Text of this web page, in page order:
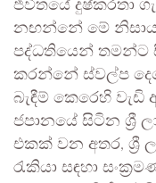
ජීවිතයේ දුෂ්කරතා
නඟන්නේ මේ නිසාය.
පද්ධතියෙන් තමන්ට
කරන්නේ ස්වල්ප
බැඳීම් කෙරෙහි
ජපානයේ සිටින ශ්‍රී
එකක් වන අතර, ශ්‍රී
රැකියා සඳහා